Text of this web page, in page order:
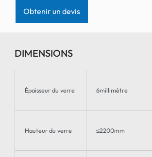
Obtenir un devis
DIMENSIONS
Épaisseur du verre 6millimètre
Hauteur du verre ≤2200mm